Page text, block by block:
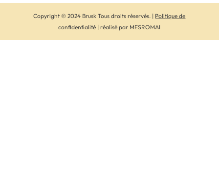
Copyright © 2024 Brusk Tous droits réservés. | Politique de
confidentialité |réalisé par MESROMAI